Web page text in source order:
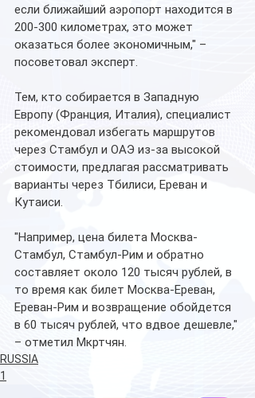
если ближайший аэропорт находится в
200-300 километрах, это может
оказаться более экономичным," –
посоветовал эксперт.
Тем, кто собирается в Западную
Европу (Франция, Италия), специалист
рекомендовал избегать маршрутов
через Стамбул и ОАЭ из-за высокой
стоимости, предлагая рассматривать
варианты через Тбилиси, Ереван и
Кутаиси.
"Например, цена билета Москва-
Стамбул, Стамбул-Рим и обратно
составляет около 120 тысяч рублей, в
то время как билет Москва-Ереван,
Ереван-Рим и возвращение обойдется
в 60 тысяч рублей, что вдвое дешевле,"
– отметил Мкртчян.
RUSSIA
1